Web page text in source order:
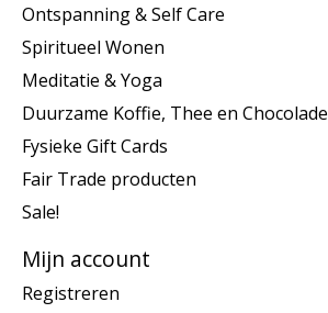
Ontspanning & Self Care
Spiritueel Wonen
Meditatie & Yoga
Duurzame Koffie, Thee en Chocolade
Fysieke Gift Cards
Fair Trade producten
Sale!
Mijn account
Registreren